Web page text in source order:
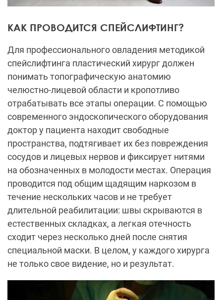
КАК ПРОВОДИТСЯ СПЕЙСЛИФТИНГ?
Для профессионального овладения методикой
спейслифтинга пластический хирург должен
понимать топографическую анатомию
челюстно-лицевой области и кропотливо
отрабатывать все этапы операции. С помощью
современного эндоскопического оборудования
доктор у пациента находит свободные
пространства, подтягивает их без повреждения
сосудов и лицевых нервов и фиксирует нитями
на обозначенных в молодости местах. Операция
проводится под общим щадящим наркозом в
течение нескольких часов и не требует
длительной реабилитации: швы скрываются в
естественных складках, а легкая отечность
сходит через несколько дней после снятия
специальной маски. В целом, у каждого хирурга
не только свое видение, но и результат.